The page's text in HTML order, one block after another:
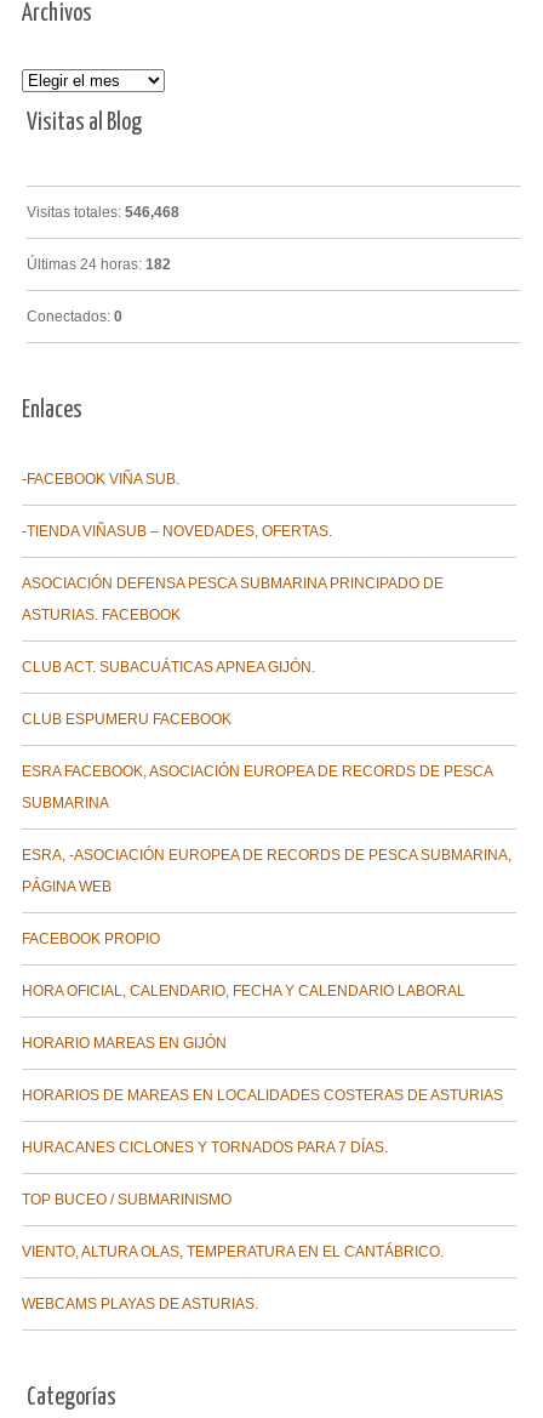
Archivos
Archivos
Visitas al Blog
Visitas totales: 546,468
Últimas 24 horas: 182
Conectados: 0
Enlaces
-FACEBOOK VIÑA SUB.
-TIENDA VIÑASUB – NOVEDADES, OFERTAS.
ASOCIACIÓN DEFENSA PESCA SUBMARINA PRINCIPADO DE
ASTURIAS. FACEBOOK
CLUB ACT. SUBACUÁTICAS APNEA GIJÓN.
CLUB ESPUMERU FACEBOOK
ESRA FACEBOOK, ASOCIACIÓN EUROPEA DE RECORDS DE PESCA
SUBMARINA
ESRA, -ASOCIACIÓN EUROPEA DE RECORDS DE PESCA SUBMARINA,
PÁGINA WEB
FACEBOOK PROPIO
HORA OFICIAL, CALENDARIO, FECHA Y CALENDARIO LABORAL
HORARIO MAREAS EN GIJÓN
HORARIOS DE MAREAS EN LOCALIDADES COSTERAS DE ASTURIAS
HURACANES CICLONES Y TORNADOS PARA 7 DÍAS.
TOP BUCEO / SUBMARINISMO
VIENTO, ALTURA OLAS, TEMPERATURA EN EL CANTÁBRICO.
WEBCAMS PLAYAS DE ASTURIAS.
Categorías